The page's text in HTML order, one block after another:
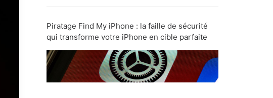
Piratage Find My iPhone : la faille de sécurité
qui transforme votre iPhone en cible parfaite